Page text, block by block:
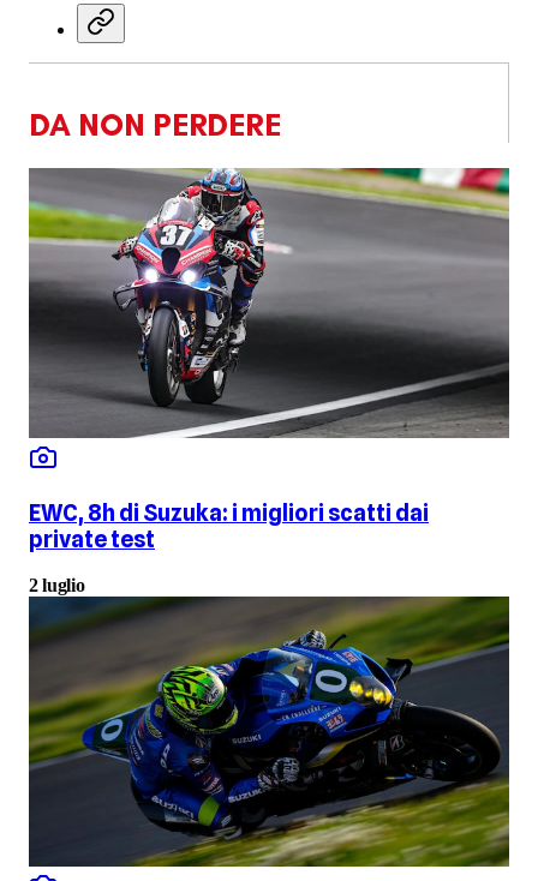
DA NON PERDERE
EWC, 8h di Suzuka: i migliori scatti dai
private test
2 luglio